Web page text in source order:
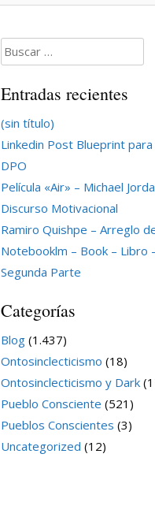
Buscar:
Entradas recientes
(sin título)
Linkedin Post Blueprint
DPO
Película «Air» – Michael
Discurso Motivacional
Ramiro Quishpe – Arreglo
Notebooklm – Book – Libro
Segunda Parte
Categorías
Blog(1.437)
Ontosinclecticismo (18)
Ontosinclecticismo y Dark
Pueblo Consciente (521)
Pueblos Conscientes (3)
Uncategorized (12)